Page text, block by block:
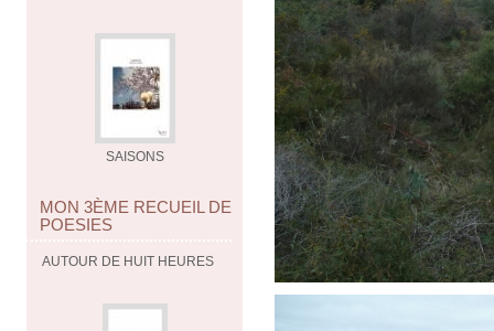
SAISONS
MON 3ÈME RECUEIL DE
POESIES
AUTOUR DE HUIT HEURES